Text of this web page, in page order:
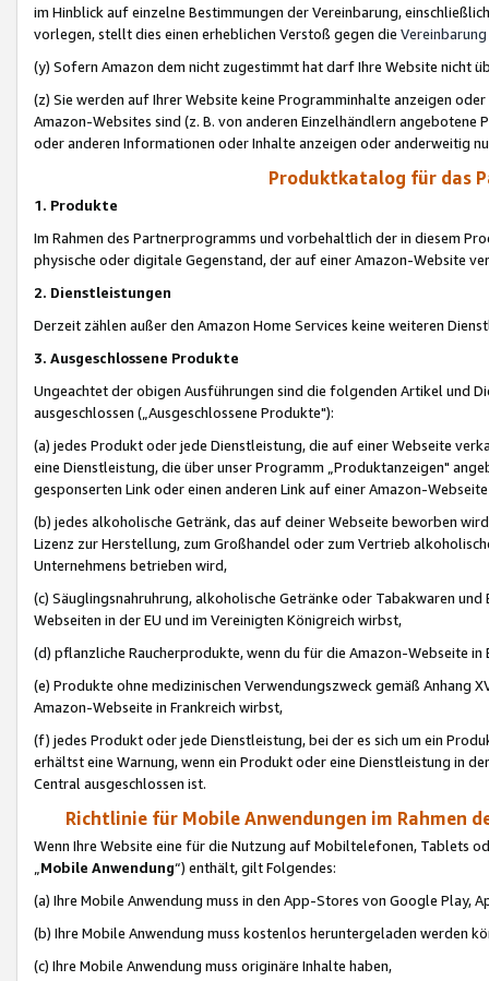
im Hinblick auf einzelne Bestimmungen der Vereinbarung,
vorlegen, stellt dies einen erheblichen Verstoß gegen die Vereinbarung
(y) Sofern Amazon dem nicht zugestimmt hat darf Ihre Website nicht
(z) Sie werden auf Ihrer Website keine Programminhalte anzeigen
Amazon-Websites sind (z. B. von anderen Einzelhändlern
oder anderen Informationen oder Inhalte anzeigen oder anderweitig
Produktkatalog für das
1. Produkte
Im Rahmen des Partnerprogramms und vorbehaltlich der in diesem
physische oder digitale Gegenstand, der auf einer Amazon-Website
2. Dienstleistungen
Derzeit zählen außer den Amazon Home Services keine weiteren
3. Ausgeschlossene Produkte
Ungeachtet der obigen Ausführungen sind die folgenden Artikel und
ausgeschlossen („Ausgeschlossene Produkte"):
(a) jedes Produkt oder jede Dienstleistung, die auf einer Webseite
eine Dienstleistung, die über unser Programm „Produktanzeigen"
gesponserten Link oder einen anderen Link auf einer Amazon-
(b) jedes alkoholische Getränk, das auf deiner Webseite beworben
Lizenz zur Herstellung, zum Großhandel oder zum Vertrieb
Unternehmens betrieben wird,
(c) Säuglingsnahruhrung, alkoholische Getränke oder Tabakwaren
Webseiten in der EU und im Vereinigten Königreich wirbst,
(d) pflanzliche Raucherprodukte, wenn du für die Amazon-Webseite in
(e) Produkte ohne medizinischen Verwendungszweck gemäß Anhang
Amazon-Webseite in Frankreich wirbst,
(f) jedes Produkt oder jede Dienstleistung, bei der es sich um ein
erhältst eine Warnung, wenn ein Produkt oder eine Dienstleistung in
Central ausgeschlossen ist.
Richtlinie für Mobile Anwendungen im Rahmen
Wenn Ihre Website eine für die Nutzung auf Mobiltelefonen, Tablets
„Mobile Anwendung“) enthält, gilt Folgendes:
(a) Ihre Mobile Anwendung muss in den App-Stores von Google Play,
(b) Ihre Mobile Anwendung muss kostenlos heruntergeladen werden
(c) Ihre Mobile Anwendung muss originäre Inhalte haben,